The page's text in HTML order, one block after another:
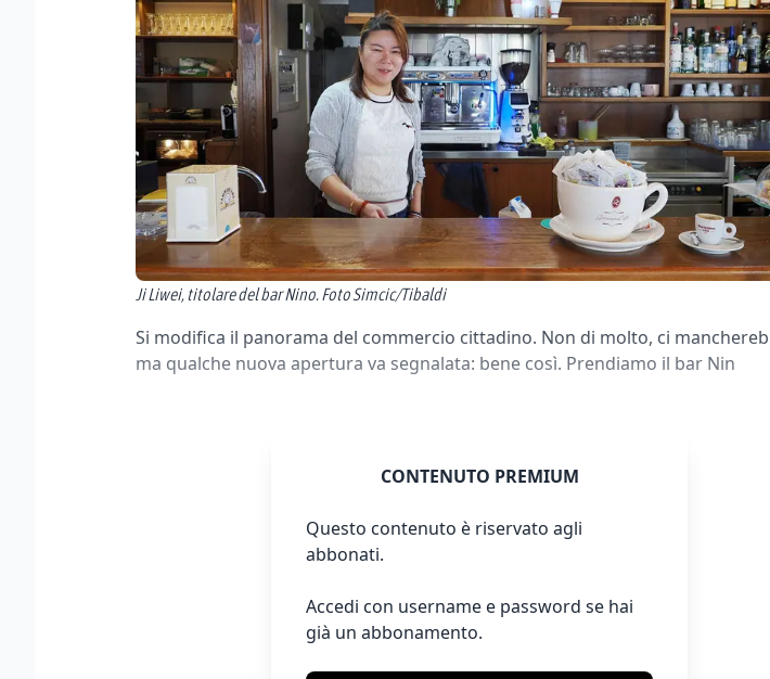
Ji Liwei, titolare del bar Nino. Foto Simcic/Tibaldi
Si modifica il panorama del commercio cittadino. Non di molto, ci
ma qualche nuova apertura va segnalata: bene così. Prendiamo il bar Nin
CONTENUTO PREMIUM
Questo contenuto è riservato agli
abbonati.
Accedi con username e password se hai
già un abbonamento.